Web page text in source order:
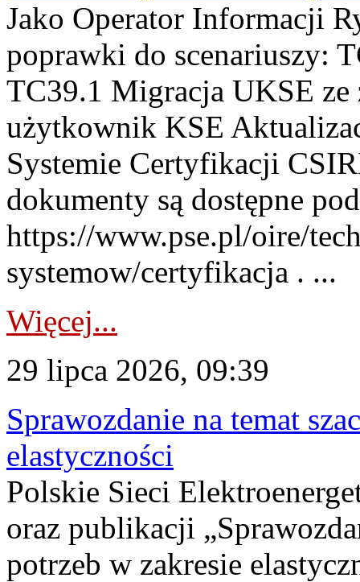
Jako Operator Informacji
poprawki do scenariuszy:
TC39.1 Migracja UKSE
użytkownik KSE
Systemie Certyfikacji
dokumenty są dostępne
https://www.pse.pl/oire/
systemow/certyfikacja . ...
Więcej...
29 lipca 2026, 09:39
Sprawozdanie na temat
elastyczności
Polskie Sieci
oraz publikacji
potrzeb w zakresie